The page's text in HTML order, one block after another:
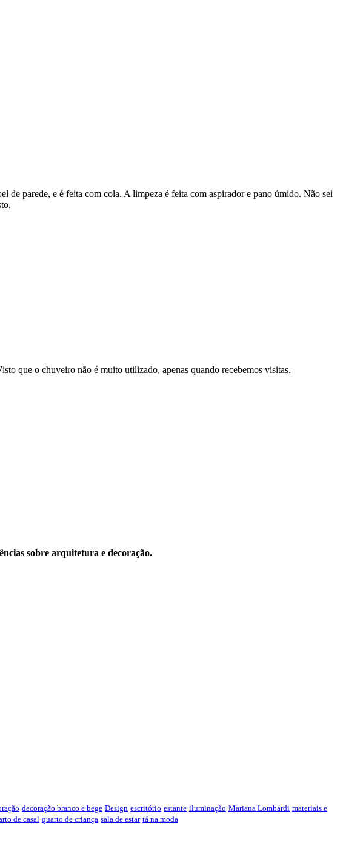
de parede, e é feita com cola. A limpeza é feita com aspirador e pano úmido. Não sei
que o chuveiro não é muito utilizado, apenas quando recebemos visitas.
sobre arquitetura e decoração.
decoração branco e bege Design escritório estante iluminação Mariana Lombardi materiais e
de casal quarto de criança sala de estar tá na moda